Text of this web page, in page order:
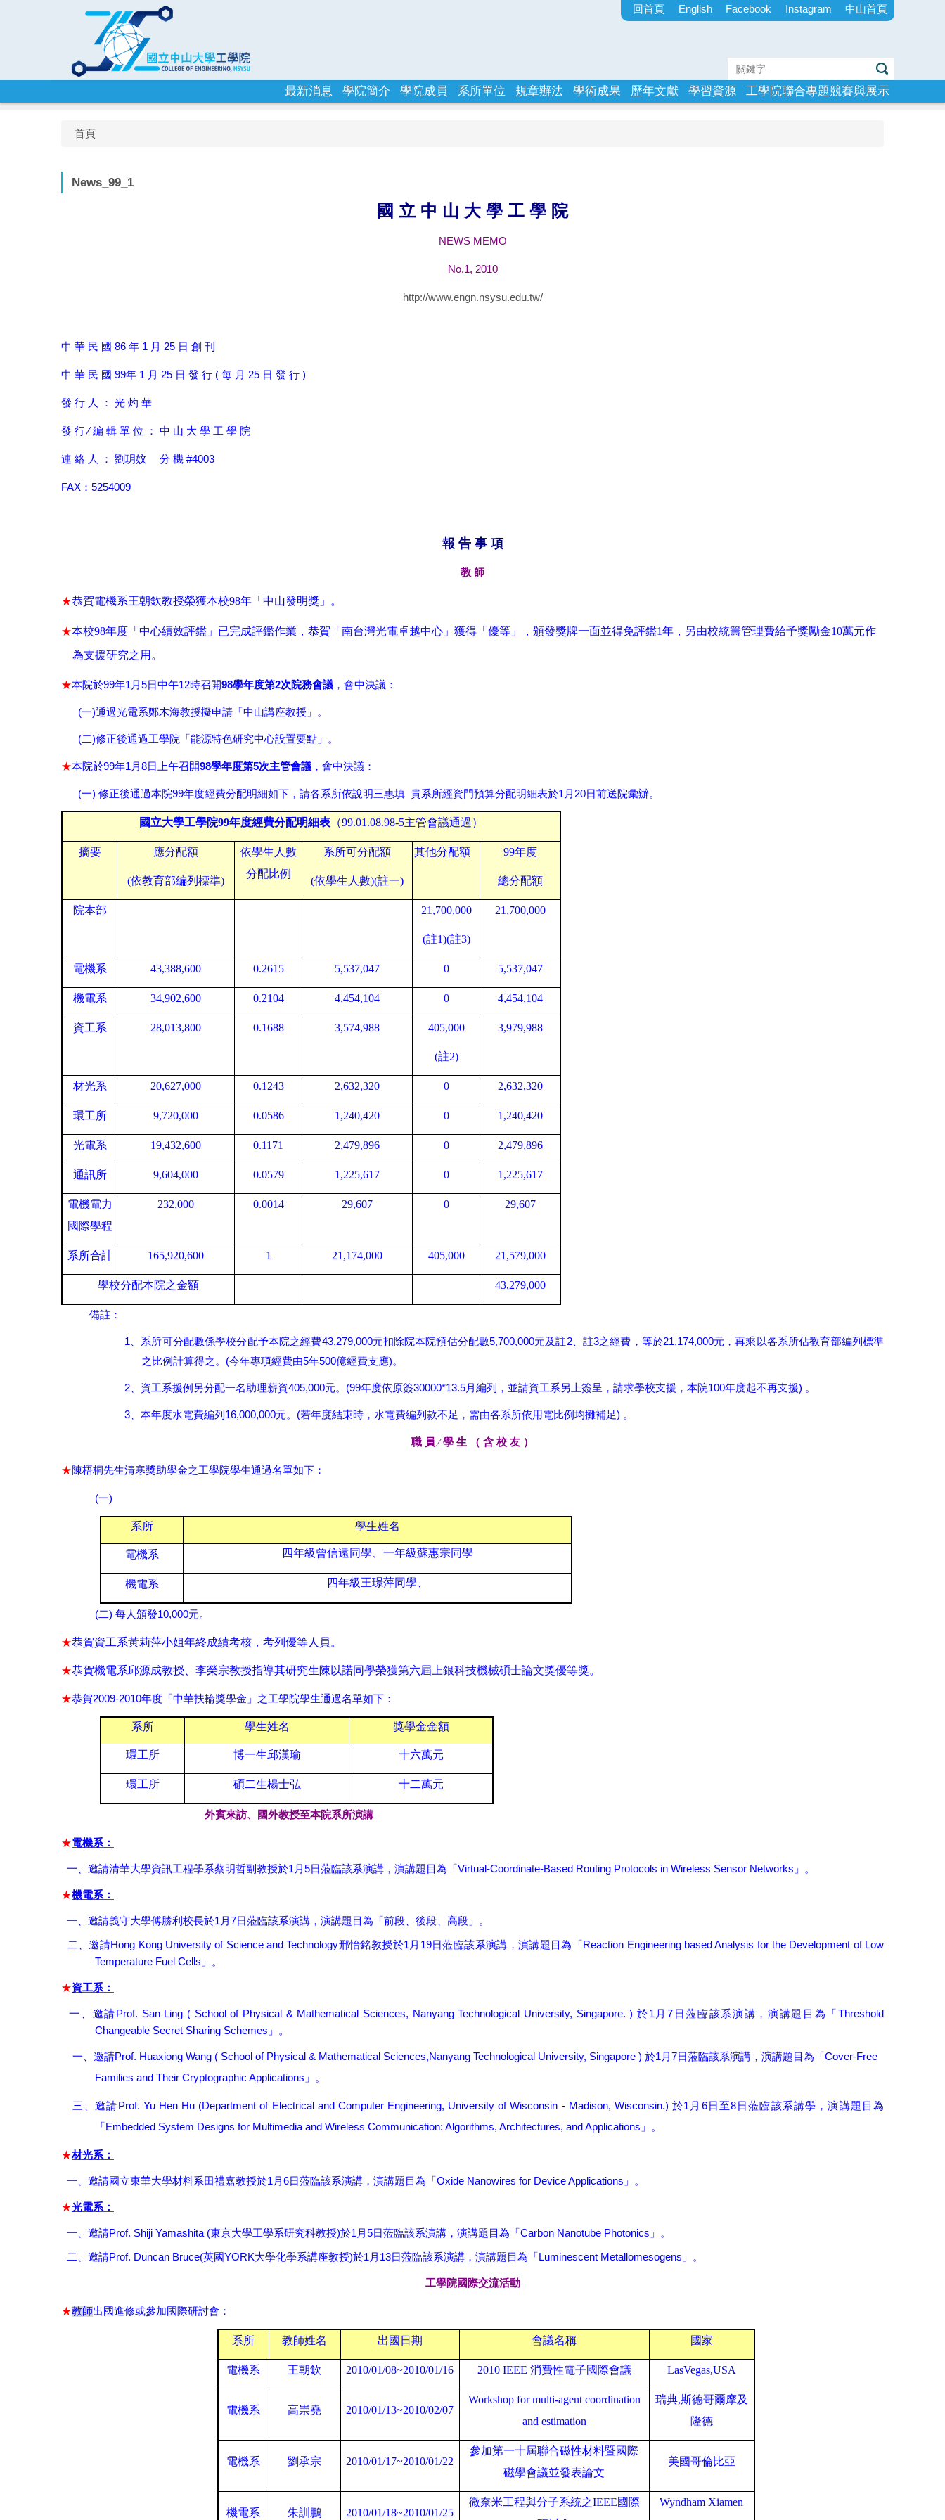
區
回首頁 English Facebook Instagram 中山首頁
工學院聯合專題競賽與展示
學習資源
歷年文獻
學術成果
規章辦法
系所單位
學院成員
學院簡介
最新消息
首頁
News_99_1
國 立 中 山 大 學 工 學 院
NEWS MEMO
No.1, 2010
http://www.engn.nsysu.edu.tw/
中 華 民 國 86 年 1 月 25 日 創 刊
中 華 民 國 99年 1 月 25 日 發 行 ( 每 月 25 日 發 行 )
發 行 人 ： 光 灼 華
發 行 ∕ 編 輯 單 位 ： 中 山 大 學 工 學 院
連 絡 人 ： 劉玥妏 分 機 #4003
FAX：5254009
報 告 事 項
教 師
★恭賀電機系王朝欽教授榮獲本校98年「中山發明獎」。
★本校98年度「中心績效評鑑」已完成評鑑作業，恭賀「南台灣光電卓越中心」獲得「優等」，頒發獎牌一面並得免評鑑1年，另由校統籌管理費給予獎勵金10萬元作
為支援研究之用。
★本院於99年1 月 5日中午12時召開98學年度第2次院務會議 ，會中決議：
(一)通過光電系鄭木海教授擬申請「中山講座教授」。
(二)修正後通過工學院「能源特色研究中心設置要點」。
★本院於99年1 月 8日上午召開98學年度第5次主管會議 ，會中決議：
(一) 修正後通過本院99年度經費分配明細如下，請各系所依說明三惠填 貴系所經資門預算分配明細表於1 月 20日前送院彙辦。
國立大學工學院99年度經費分配明細表 （99.01.08.98-5主管會議通過 ）
摘要 應分配額
(依教育部編列標準)
依學生人數
分配比例
系所可分配額
(依學生人數)(註一)
其他分配額 99年度
總分配額
院本部 21,700,000
(註1)(註3)
21,700,000
電機系 43,388,600 0.2615 5,537,047 0 5,537,047
機電系 34,902,600 0.2104 4,454,104 0 4,454,104
資工系 28,013,800 0.1688 3,574,988 405,000
(註2)
3,979,988
材光系 20,627,000 0.1243 2,632,320 0 2,632,320
環工所 9,720,000 0.0586 1,240,420 0 1,240,420
光電系 19,432,600 0.1171 2,479,896 0 2,479,896
通訊所 9,604,000 0.0579 1,225,617 0 1,225,617
電機電力
國際學程
232,000 0.0014 29,607 0 29,607
系所合計 165,920,600 1 21,174,000 405,000 21,579,000
學校分配本院之金額 43,279,000
備註：
1、 系所可分配數係學校分配予本院之經費43,279,000元扣除院本院預估分配數5,700,000元及註2、註3之經費，等於21,174,000元，再乘以各系所佔教育部編列標準
之比例計算得之。 (今年專項經費由5年500億經費支應)。
2、 資工系援例另分配一名助理薪資405,000元。 (99年度依原簽30000*13.5月編列，並請資工系另上簽呈，請求學校支援，本院100年度起不再支援) 。
3、 本年度水電費編列 16,000,000元。 (若年度結束時，水電費編列款不足，需由各系所依用電比例均攤補足) 。
職 員 ∕ 學 生 （ 含 校 友 ）
★陳梧桐先生清寒獎助學金之工學院學生通過名單如下：
(一)
系所 學生姓名
電機系 四年級曾信遠同學、一年級蘇惠宗同學
機電系 四年級王璟萍同學、
(二) 每人頒發10,000元。
★恭賀資工系黃莉萍小姐年終成績考核，考列優等人員。
★恭賀機電系邱源成教授、李榮宗教授指導其研究生陳以諾同學榮獲第六屆上銀科技機械碩士論文獎優等獎。
★恭賀2009-2010年度「中華扶輪獎學金」之工學院學生通過名單如下：
系所 學生姓名 獎學金金額
環工所 博一生邱漢瑜 十六萬元
環工所 碩二生楊士弘 十二萬元
外賓來訪、國外教授至本院系所演講
★電機系：
一 、邀請清華大學資訊工程學系蔡明哲副教授於1 月 5日蒞臨該系演講，演講題目為「 Virtual-Coordinate-Based Routing Protocols in Wireless Sensor Networks 」。
★機電系：
一、邀請義守大學傅勝利校長於1 月 7日蒞臨該系演講，演講題目為「前段、後段、高段」。
二、邀請Hong Kong University of Science and Technology邢怡銘教授於1 月 19日蒞臨該系演講，演講題目為「 Reaction Engineering based Analysis for the Development of Low
Temperature Fuel Cells 」。
★資工系：
一、邀請Prof. San Ling ( School of Physical & Mathematical Sciences, Nanyang Technological University, Singapore. ) 於1 月7 日蒞臨該系演講，演講題目為「Threshold
Changeable Secret Sharing Schemes 」。
一、 邀請Prof. Huaxiong Wang ( School of Physical & Mathematical Sciences,Nanyang Technological University, Singapore ) 於1 月 7日蒞臨該系演講，演講題目為「 Cover-Free
Families and Their Cryptographic Applications 」。
三、邀請Prof. Yu Hen Hu (Department of Electrical and Computer Engineering, University of Wisconsin - Madison, Wisconsin.) 於1 月 6日至8 日蒞臨該系講學，演講題目為
「 Embedded System Designs for Multimedia and Wireless Communication: Algorithms, Architectures, and Applications 」。
★材光系：
一、邀請國立東華大學材料系田禮嘉教授於1 月 6日蒞臨該系演講，演講題目為「 Oxide Nanowires for Device Applications 」。
★光電系：
一、邀請Prof. Shiji Yamashita (東京大學工學系研究科教授)於1 月 5日蒞臨該系演講，演講題目為「 Carbon Nanotube Photonics 」 。
二、邀請Prof. Duncan Bruce(英國YORK大學化學系講座教授)於1 月 13日蒞臨該系演講，演講題目為「 Luminescent Metallomesogens 」 。
工學院國際交流活動
★教師出國進修或參加國際研討會：
系所 教師姓名 出國日期 會議名稱 國家
電機系 王朝欽 2010/01/08~2010/01/16 2010 IEEE 消費性電子國際會議 LasVegas,USA
電機系 高崇堯 2010/01/13~2010/02/07
Workshop for multi-agent coordination
and estimation
瑞典,斯德哥爾摩及
隆德
電機系 劉承宗 2010/01/17~2010/01/22
參加第一十屆聯合磁性材料暨國際
磁學會議並發表論文
美國哥倫比亞
機電系 朱訓鵬 2010/01/18~2010/01/25
微奈米工程與分子系統之IEEE國際
Wyndham Xiamen